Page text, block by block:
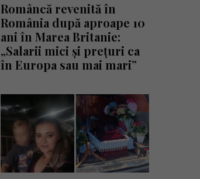
Româncă revenită în
România după aproape 10
ani în Marea Britanie:
„Salarii mici și prețuri ca
în Europa sau mai mari”